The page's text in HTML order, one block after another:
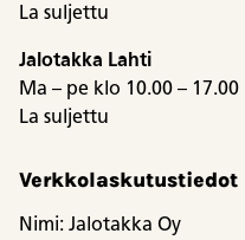
La suljettu
Jalotakka Lahti
Ma – pe klo 10.00 – 17.00
La suljettu
Verkkolaskutustiedot
Nimi: Jalotakka Oy